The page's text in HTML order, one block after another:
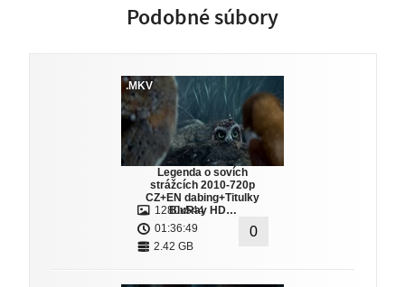
Podobné súbory
.MKV
Legenda o sovích
strážcích 2010-720p
CZ+EN dabing+Titulky
BluRay HD…
1280x544
01:36:49
2.42 GB
0